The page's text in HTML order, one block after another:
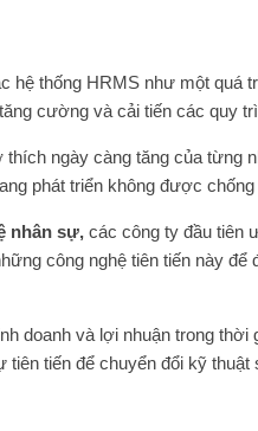
hệ thống HRMS như một quá
cường và cải tiến các quy
ngày càng tăng của từng
phát triển không được
nhân sự, các công ty đầu tiên
công nghệ tiên tiến này
doanh và lợi nhuận trong
tiến để chuyển đổi kỹ